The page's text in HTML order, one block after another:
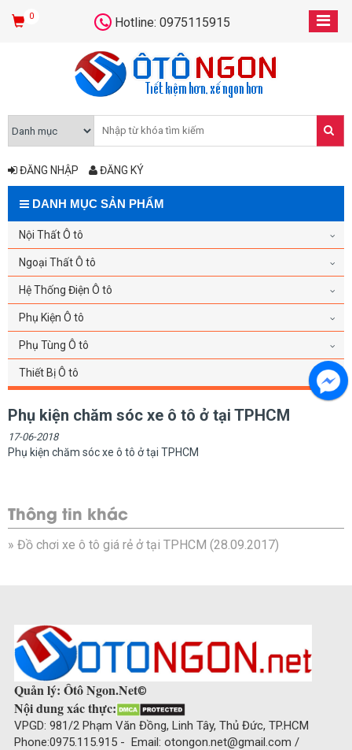
0 Hotline: 0975115915
ĐĂNG NHẬP ĐĂNG KÝ
DANH MỤC SẢN PHẨM
Nội Thất Ô tô
Ngoại Thất Ô tô
Hệ Thống Điện Ô tô
Phụ Kiện Ô tô
Phụ Tùng Ô tô
Thiết Bị Ô tô
Phụ kiện chăm sóc xe ô tô ở tại TPHCM
17-06-2018
Phụ kiện chăm sóc xe ô tô ở tại TPHCM
Thông tin khác
» Đồ chơi xe ô tô giá rẻ ở tại TPHCM (28.09.2017)
Quản lý: Ôtô Ngon.Net©
Nội dung xác thực:
VPGD: 981/2 Phạm Văn Đồng, Linh Tây, Thủ Đức, TP.HCM
Phone:0975.115.915 - Email: otongon.net@gmail.com /